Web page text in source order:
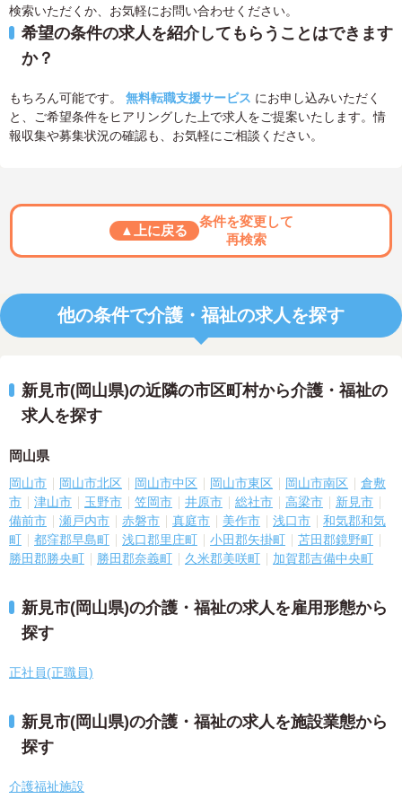
検索いただくか、お気軽にお問い合わせください。
希望の条件の求人を紹介してもらうことはできます
か？
もちろん可能です。 無料転職支援サービス にお申し込みいただく
と、ご希望条件をヒアリングした上で求人をご提案いたします。情
報収集や募集状況の確認も、お気軽にご相談ください。
▲上に戻る
条件を変更して
再検索
他の条件で介護・福祉の求人を探す
新見市(岡山県)の近隣の市区町村から介護・福祉の
求人を探す
岡山県
岡山市 岡山市北区 岡山市中区 岡山市東区 岡山市南区
倉敷
市
津山市 玉野市 笠岡市 井原市 総社市 高梁市
新見市
備前市
瀬戸内市 赤磐市 真庭市 美作市 浅口市
和気郡和気
町
都窪郡早島町 浅口郡里庄町 小田郡矢掛町
苫田郡鏡野町
勝田郡勝央町
勝田郡奈義町 久米郡美咲町 加賀郡吉備中央町
新見市(岡山県)の介護・福祉の求人を雇用形態から
探す
正社員(正職員)
新見市(岡山県)の介護・福祉の求人を施設業態から
探す
介護福祉施設